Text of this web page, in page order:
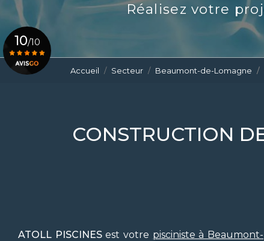
Le
Réalisez votre
10/10
Accueil Secteur Beaumont-de-Lomagne
CONSTRUCTION
ATOLL PISCINESest votre pisciniste à Beaumont-